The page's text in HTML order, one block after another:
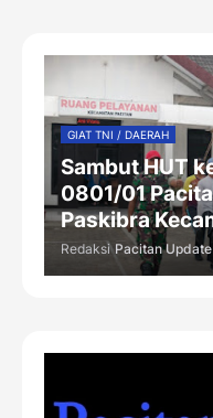
GIAT TNI / DAERAH
Sambut HUT
0801/01
Paskibra
Redaksi Pacitan Update